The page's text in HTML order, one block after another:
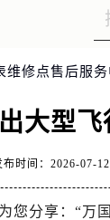
市新北区龙锦
市邗江区国展
市海陵区永定
市江北区大闸
市金东区东市
维修点售后服
大型
布时间：2026-07-
为您分享：“万